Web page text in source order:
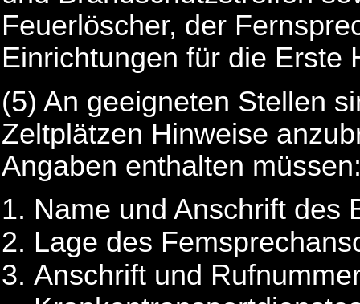
Feuerlöscher, der
Einrichtungen für die Erste
(5) An geeigneten Stellen
Zeltplätzen Hinweise
Angaben enthalten
Name und Anschrift des
Lage des
Anschrift und